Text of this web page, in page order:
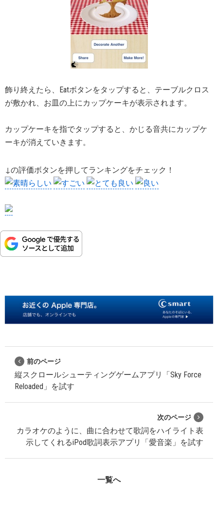
飾り終えたら、Eatボタンをタップすると、テーブルクロス
が敷かれ、お皿の上にカップケーキが表示されます。
カップケーキを指でタップすると、かじる音共にカップケ
ーキが消えていきます。
↓の評価ボタンを押してランキングをチェック！
前のページ
縦スクロールシューティングゲームアプリ「Sky Force
Reloaded」を試す
次のページ
カラオケのように、曲に合わせて歌詞をハイライト表
示してくれるiPod歌詞表示アプリ「愛音楽」を試す
一覧へ